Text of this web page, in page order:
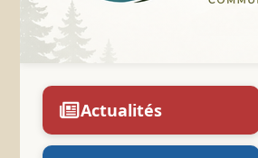
Actualités